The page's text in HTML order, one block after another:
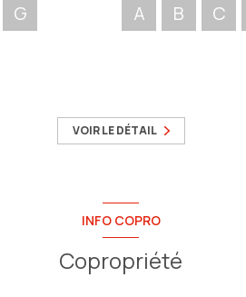
G A B C
VOIR LE DÉTAIL
INFO COPRO
Copropriété